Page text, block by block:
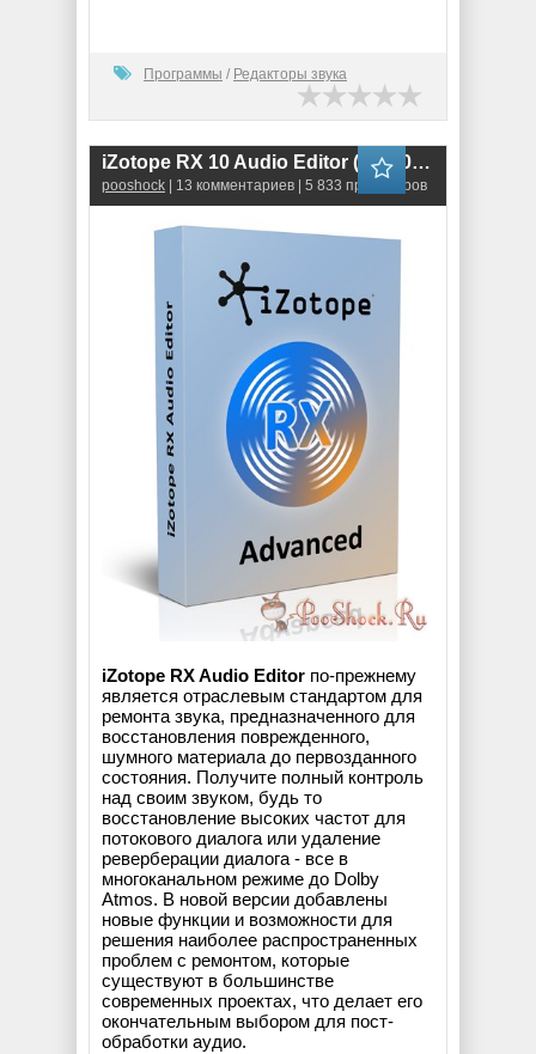
Программы / Редакторы звука
iZotope RX 10 Audio Editor (10.2.0) RePack
pooshock | 13 комментариев | 5 833 просмотров
iZotope RX Audio Editor по-прежнему
является отраслевым стандартом для
ремонта звука, предназначенного для
восстановления поврежденного,
шумного материала до первозданного
состояния. Получите полный контроль
над своим звуком, будь то
восстановление высоких частот для
потокового диалога или удаление
реверберации диалога - все в
многоканальном режиме до Dolby
Atmos. В новой версии добавлены
новые функции и возможности для
решения наиболее распространенных
проблем с ремонтом, которые
существуют в большинстве
современных проектах, что делает его
окончательным выбором для пост-
обработки аудио.